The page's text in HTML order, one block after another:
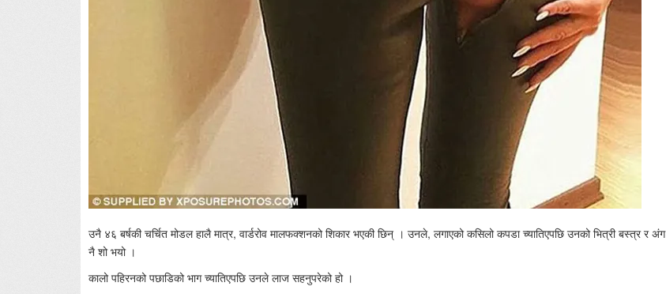
उनै ४६ बर्षकी चर्चित मोडल हालै मात्र, वार्डरोव मालफक्शनको शिकार भएकी छिन् । उनले, लगाएको कसिलो कपडा च्यातिएपछि उनको भित्री बस्त्र र अंग
नै शो भयो ।
कालो पहिरनको पछाडिको भाग च्यातिएपछि उनले लाज सहनुपरेको हो ।